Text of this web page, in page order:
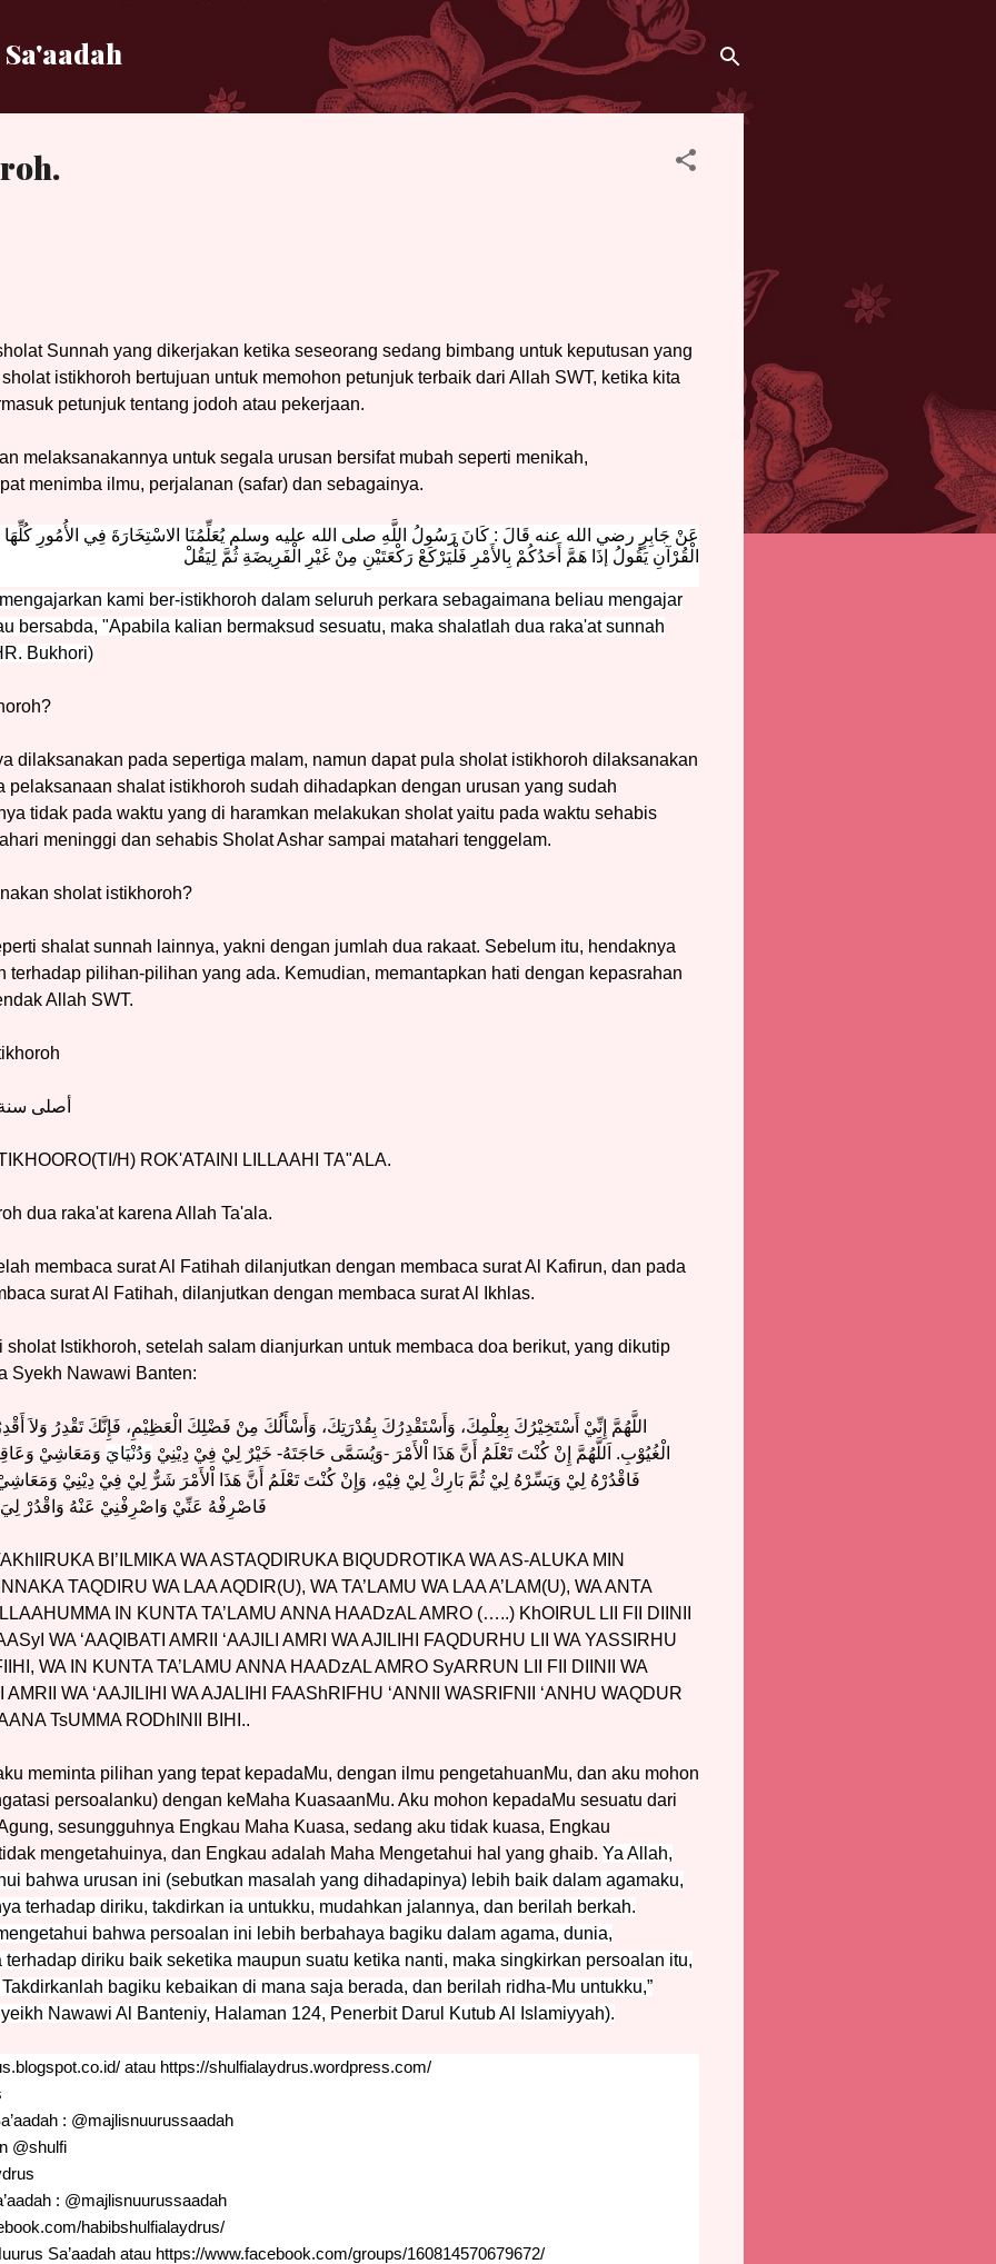
Sunnah yang dikerjakan ketika seseorang sedang bimbang untuk keputusan yang
istikhoroh bertujuan untuk memohon petunjuk terbaik dari Allah SWT, ketika kita
petunjuk tentang jodoh atau pekerjaan.
melaksanakannya untuk segala urusan bersifat mubah seperti menikah,
menimba ilmu, perjalanan (safar) dan sebagainya.
عَنْ جَابِرٍ رضي الله عنه قَالَ : كَانَ رَسُولُ اللَّهِ صلى الله عليه وسلم يُعَلِّمُنَا الاسْتِخَارَةَ فِي الأُمُورِ كُلِّهَا
الْقُرْآنِ يَقُولُ إذَا هَمَّ أَحَدُكُمْ بِالأَمْرِ فَلْيَرْكَعْ رَكْعَتَيْنِ مِنْ غَيْرِ الْفَرِيضَةِ ثُمَّ لِيَقُلْ
kami ber-istikhoroh dalam seluruh perkara sebagaimana beliau mengajar
bersabda, "Apabila kalian bermaksud sesuatu, maka shalatlah dua raka'at sunnah
Bukhori)
dilaksanakan pada sepertiga malam, namun dapat pula sholat istikhoroh dilaksanakan
pelaksanaan shalat istikhoroh sudah dihadapkan dengan urusan yang sudah
tidak pada waktu yang di haramkan melakukan sholat yaitu pada waktu sehabis
meninggi dan sehabis Sholat Ashar sampai matahari tenggelam.
sholat istikhoroh?
shalat sunnah lainnya, yakni dengan jumlah dua rakaat. Sebelum itu, hendaknya
terhadap pilihan-pilihan yang ada. Kemudian, memantapkan hati dengan kepasrahan
Allah SWT.
أصلى سنة
H) ROK'ATAINI LILLAAHI TA"ALA.
dua raka'at karena Allah Ta'ala.
membaca surat Al Fatihah dilanjutkan dengan membaca surat Al Kafirun, dan pada
surat Al Fatihah, dilanjutkan dengan membaca surat Al Ikhlas.
Istikhoroh, setelah salam dianjurkan untuk membaca doa berikut, yang dikutip
Syekh Nawawi Banten:
اللَّهُمَّ إِنِّيْ أَسْتَخِيْرُكَ بِعِلْمِكَ، وَأَسْتَقْدِرُكَ بِقُدْرَتِكَ، وَأَسْأَلُكَ مِنْ فَضْلِكَ الْعَظِيْمِ، فَإِنَّكَ تَقْدِرُ وَلاَ
الْغُيُوْبِ. اَللَّهُمَّ إِنْ كُنْتَ تَعْلَمُ أَنَّ هَذَا اْلأَمْرَ -وَيُسَمَّى حَاجَتَهُ- خَيْرٌ لِيْ فِيْ دِيْنِيْ وَدُنْيَايَ وَمَعَاشِيْ
فَاقْدُرْهُ لِيْ وَيَسِّرْهُ لِيْ ثُمَّ بَارِكْ لِيْ فِيْهِ، وَإِنْ كُنْتَ تَعْلَمُ أَنَّ هَذَا اْلأَمْرَ شَرٌّ لِيْ فِيْ دِيْنِيْ
فَاصْرِفْهُ عَنِّيْ وَاصْرِفْنِيْ عَنْهُ وَاقْدُرْ
BI’ILMIKA WA ASTAQDIRUKA BIQUDROTIKA WA AS-ALUKA MIN
TAQDIRU WA LAA AQDIR(U), WA TA’LAMU WA LAA A’LAM(U), WA ANTA
IN KUNTA TA’LAMU ANNA HAADzAL AMRO (…..) KhOIRUL LII FII DIINII
WA ‘AAQIBATI AMRII ‘AAJILI AMRI WA AJILIHI FAQDURHU LII WA YASSIRHU
WA IN KUNTA TA’LAMU ANNA HAADzAL AMRO SyARRUN LII FII DIINII WA
AMRII WA ‘AAJILIHI WA AJALIHI FAAShRIFHU ‘ANNII WASRIFNII ‘ANHU WAQDUR
TsUMMA RODhINII BIHI..
meminta pilihan yang tepat kepadaMu, dengan ilmu pengetahuanMu, dan aku mohon
persoalanku) dengan keMaha KuasaanMu. Aku mohon kepadaMu sesuatu dari
sesungguhnya Engkau Maha Kuasa, sedang aku tidak kuasa, Engkau
mengetahuinya, dan Engkau adalah Maha Mengetahui hal yang ghaib. Ya Allah,
bahwa urusan ini (sebutkan masalah yang dihadapinya) lebih baik dalam agamaku,
terhadap diriku, takdirkan ia untukku, mudahkan jalannya, dan berilah berkah.
bahwa persoalan ini lebih berbahaya bagiku dalam agama, dunia,
diriku baik seketika maupun suatu ketika nanti, maka singkirkan persoalan itu,
bagiku kebaikan di mana saja berada, dan berilah ridha-Mu untukku,”
Nawawi Al Banteniy, Halaman 124, Penerbit Darul Kutub Al Islamiyyah).
atau https://shulfialaydrus.wordpress.com/
: @majlisnuurussaadah
@shulfi
: @majlisnuurussaadah
habibshulfialaydrus/
Sa’aadah atau https://www.facebook.com/groups/160814570679672/